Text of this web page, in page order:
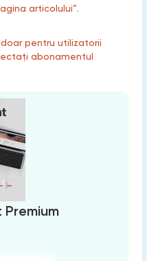
articolului”.
pentru utilizatorii
abonamentul